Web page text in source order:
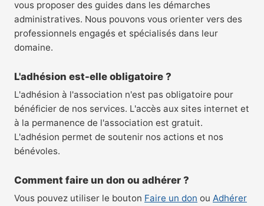
vous proposer des guides dans les démarches
administratives. Nous pouvons vous orienter vers des
professionnels engagés et spécialisés dans leur
domaine.
L'adhésion est-elle obligatoire ?
L'adhésion à l'association n'est pas obligatoire pour
bénéficier de nos services. L'accès aux sites internet et
à la permanence de l'association est gratuit.
L'adhésion permet de soutenir nos actions et nos
bénévoles.
Comment faire un don ou adhérer ?
Vous pouvez utiliser le bouton Faire un don ou Adhérer